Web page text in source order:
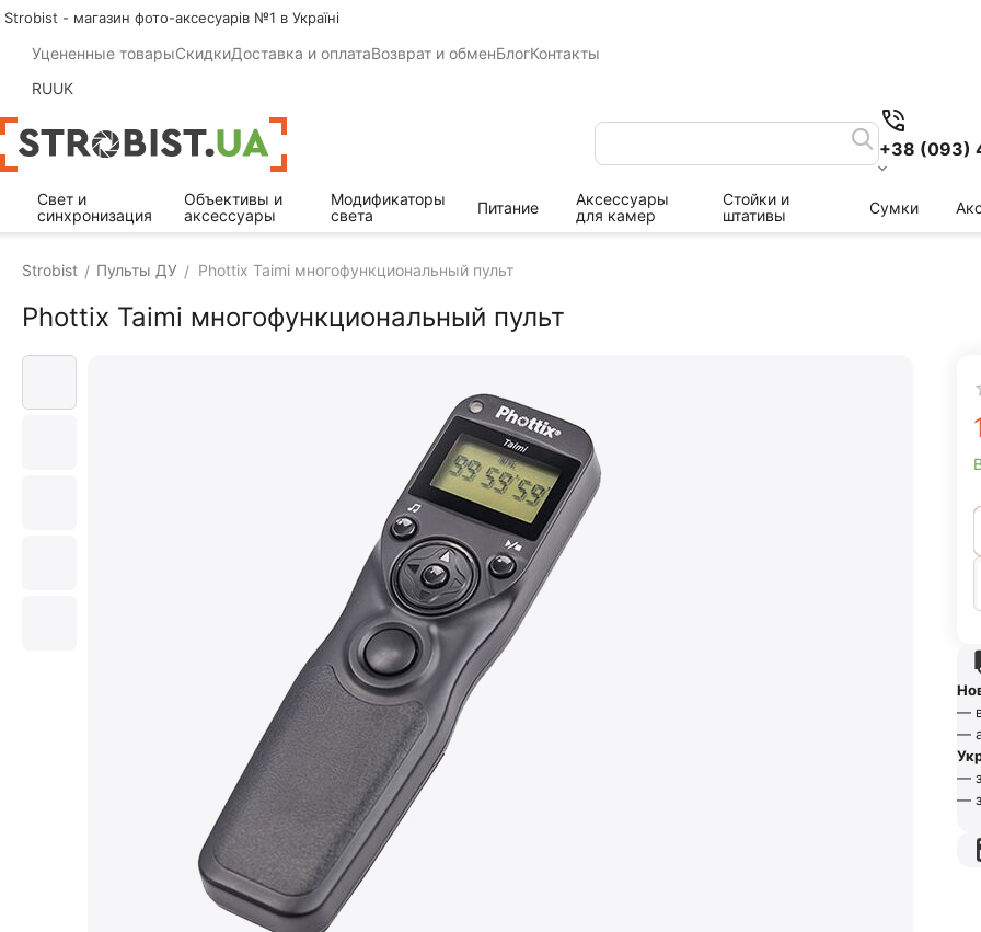
Strobist - магазин фото-аксесуарів №1 в Україні
Уцененные товарыСкидкиДоставка и оплатаВозврат и обменБлогКонтакты
RUUK
+38 (093)
Свет и
синхронизация
Объективы и
аксессуары
Модификаторы
света
Питание
Аксессуары
для камер
Стойки и
штативы
Сумки
Strobist / Пульты ДУ / Phottix Taimi многофункциональный пульт
Phottix Taimi многофункциональный пульт
—
—
—
—